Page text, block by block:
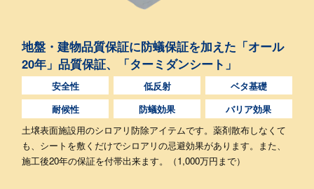
地盤・建物品質保証に防蟻保証を加えた 「オール
20年」品質保証、「ターミダンシート」
安全性 低反射
ベタ基礎
耐候性
防蟻効果
バリア効果
土壌表面施設用のシロアリ防除アイテムです。薬剤散布しなくて
も、シートを敷くだけでシロアリの忌避効果があります。また、
施工後20年の保証を付帯出来ます。（1,000万円まで）